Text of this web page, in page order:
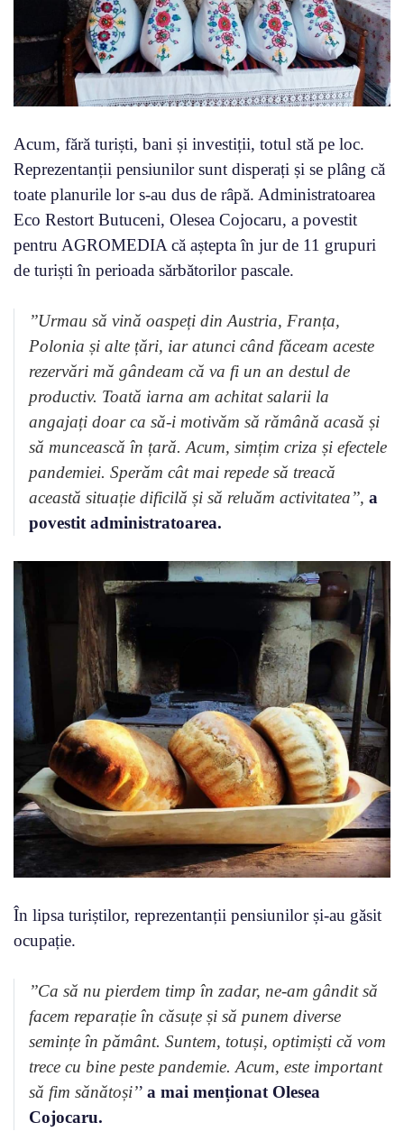
Acum, fără turiști, bani și investiții, totul stă pe loc.
Reprezentanții pensiunilor sunt disperați și se plâng că
toate planurile lor s-au dus de râpă. Administratoarea
Eco Restort Butuceni, Olesea Cojocaru, a povestit
pentru AGROMEDIA că aștepta în jur de 11 grupuri
de turiști în perioada sărbătorilor pascale.
’’Urmau să vină oaspeți din Austria, Franța,
Polonia și alte țări, iar atunci când făceam aceste
rezervări mă gândeam că va fi un an destul de
productiv. Toată iarna am achitat salarii la
angajați doar ca să-i motivăm să rămână acasă și
să muncească în țară. Acum, simțim criza și efectele
pandemiei. Sperăm cât mai repede să treacă
această situație dificilă și să reluăm activitatea’’, a
povestit administratoarea.
În lipsa turiștilor, reprezentanții pensiunilor și-au găsit
ocupație.
’’Ca să nu pierdem timp în zadar, ne-am gândit să
facem reparație în căsuțe și să punem diverse
semințe în pământ. Suntem, totuși, optimiști că vom
trece cu bine peste pandemie. Acum, este important
să fim sănătoși’’ a mai menționat Olesea
Cojocaru.